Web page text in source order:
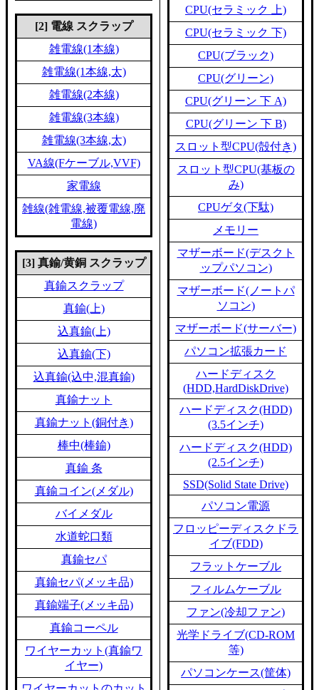
[2] 電線 スクラップ
雑電線(1本線)
雑電線(1本線,太)
雑電線(2本線)
雑電線(3本線)
雑電線(3本線,太)
VA線(Fケーブル,VVF)
家電線
雑線(雑電線,被覆電線,廃
電線)
[3] 真鍮/黄銅 スクラップ
真鍮スクラップ
真鍮(上)
込真鍮(上)
込真鍮(下)
込真鍮(込中,混真鍮)
真鍮ナット
真鍮ナット(銅付き)
棒中(棒鍮)
真鍮 条
真鍮コイン(メダル)
バイメダル
水道蛇口類
真鍮セパ
真鍮セパ(メッキ品)
真鍮端子(メッキ品)
真鍮コーペル
ワイヤーカット(真鍮ワ
イヤー)
CPU(セラミック 上)
CPU(セラミック 下)
CPU(ブラック)
CPU(グリーン)
CPU(グリーン 下 A)
CPU(グリーン 下 B)
スロット型CPU(殻付き)
スロット型CPU(基板の
み)
CPUゲタ(下駄)
メモリー
マザーボード(デスクト
ップパソコン)
マザーボード(ノートパ
ソコン)
マザーボード(サーバー)
パソコン拡張カード
ハードディスク
(HDD,HardDiskDrive)
ハードディスク(HDD)
(3.5インチ)
ハードディスク(HDD)
(2.5インチ)
SSD(Solid State Drive)
パソコン電源
フロッピーディスクドラ
イブ(FDD)
フラットケーブル
フィルムケーブル
ファン(冷却ファン)
光学ドライブ(CD-ROM
等)
パソコンケース(筐体)